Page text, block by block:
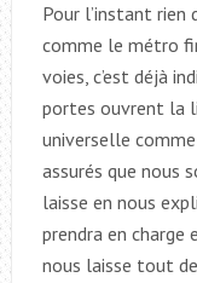
Pour l’instant rien
comme le métro
voies, c’est déjà
portes ouvrent la
universelle comme
assurés que nous
laisse en nous
prendra en charge
nous laisse tout